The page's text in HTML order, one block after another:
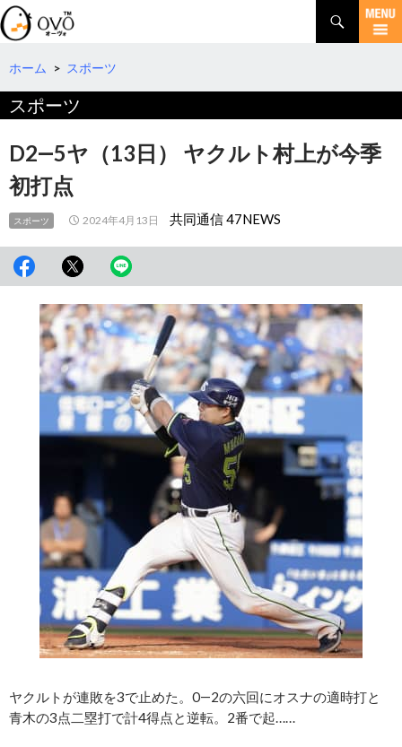
検
索
コ
テ
へ
移
動
ホーム > スポーツ
スポーツ
D2―5ヤ（13日） ヤクルト村上が今季
初打点
スポーツ 2024年4月13日 共同通信 47NEWS
ヤクルトが連敗を3で止めた。0―2の六回にオスナの適時打と
青木の3点二塁打で計4得点と逆転。2番で起……